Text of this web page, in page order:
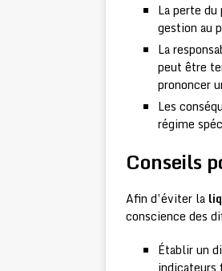
La perte
gestion au
La
peut être
prononcer
Les
régime
Conseils
Afin d’éviter la
conscience des
Établir un